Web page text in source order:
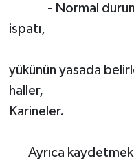
- Normal
ispatı,
-
yükünün yasada
Karineler.
Ayrıca kaydetmek